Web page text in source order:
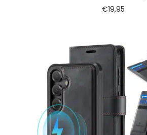
€19,95